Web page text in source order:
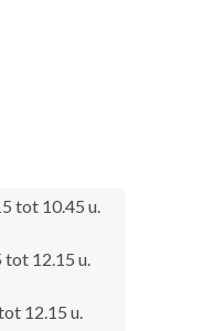
tot 10.45 u.
tot 12.15 u.
12.15 u.